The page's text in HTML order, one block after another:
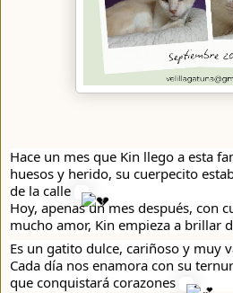
Hace un mes que Kin llego a esta
huesos y herido, su cuerpecito
de la calle
.
Hoy, apenas un mes después, con
mucho amor, Kin empieza a brillar
Es un gatito dulce, cariñoso y muy
Cada día nos enamora con su
que conquistará corazones
.